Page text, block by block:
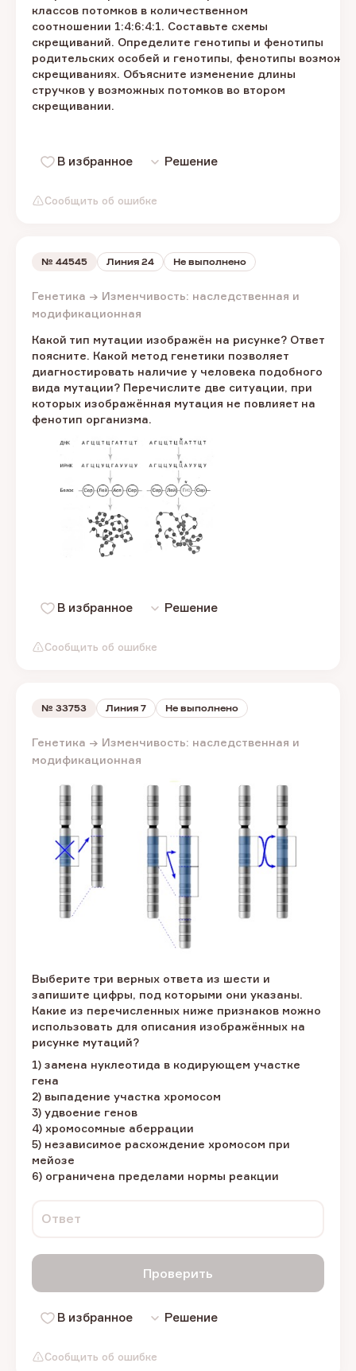
Сообщить об ошибке
классов потомков в количественном
соотношении 1:4:6:4:1. Составьте схемы
скрещиваний. Определите генотипы и фенотипы
родительских особей и генотипы, фенотипы
скрещиваниях. Объясните изменение длины
стручков у возможных потомков во втором
скрещивании.
В избранное Решение
№ 44545 Линия 24 Не выполнено
Сообщить об ошибке
Генетика → Изменчивость: наследственная и
модификационная
Какой тип мутации изображён на рисунке? Ответ
поясните. Какой метод генетики позволяет
диагностировать наличие у человека подобного
вида мутации? Перечислите две ситуации, при
которых изображённая мутация не повлияет на
фенотип организма.
В избранное Решение
№ 33753 Линия 7 Не выполнено
Сообщить об ошибке
Генетика → Изменчивость: наследственная и
модификационная
Выберите три верных ответа из шести и
запишите цифры, под которыми они указаны.
Какие из перечисленных ниже признаков можно
использовать для описания изображённых на
рисунке мутаций?
1) замена нуклеотида в кодирующем участке
гена
2) выпадение участка хромосом
3) удвоение генов
4) хромосомные аберрации
5) независимое расхождение хромосом при
мейозе
6) ограничена пределами нормы реакции
Ответ
Проверить
В избранное Решение